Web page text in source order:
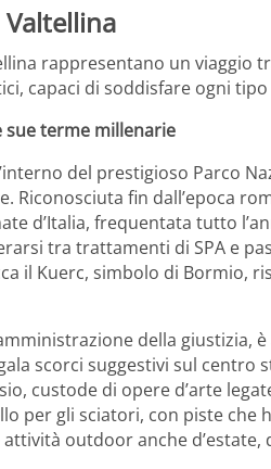
rappresentano un viaggio
capaci di soddisfare ogni
sue terme millenarie
del prestigioso Parco
Riconosciuta fin dall’epoca
d’Italia, frequentata tutto
tra trattamenti di SPA e
il Kuerc, simbolo di Bormio,
della giustizia,
scorci suggestivi sul centro
custode di opere d’arte
per gli sciatori, con piste che
outdoor anche